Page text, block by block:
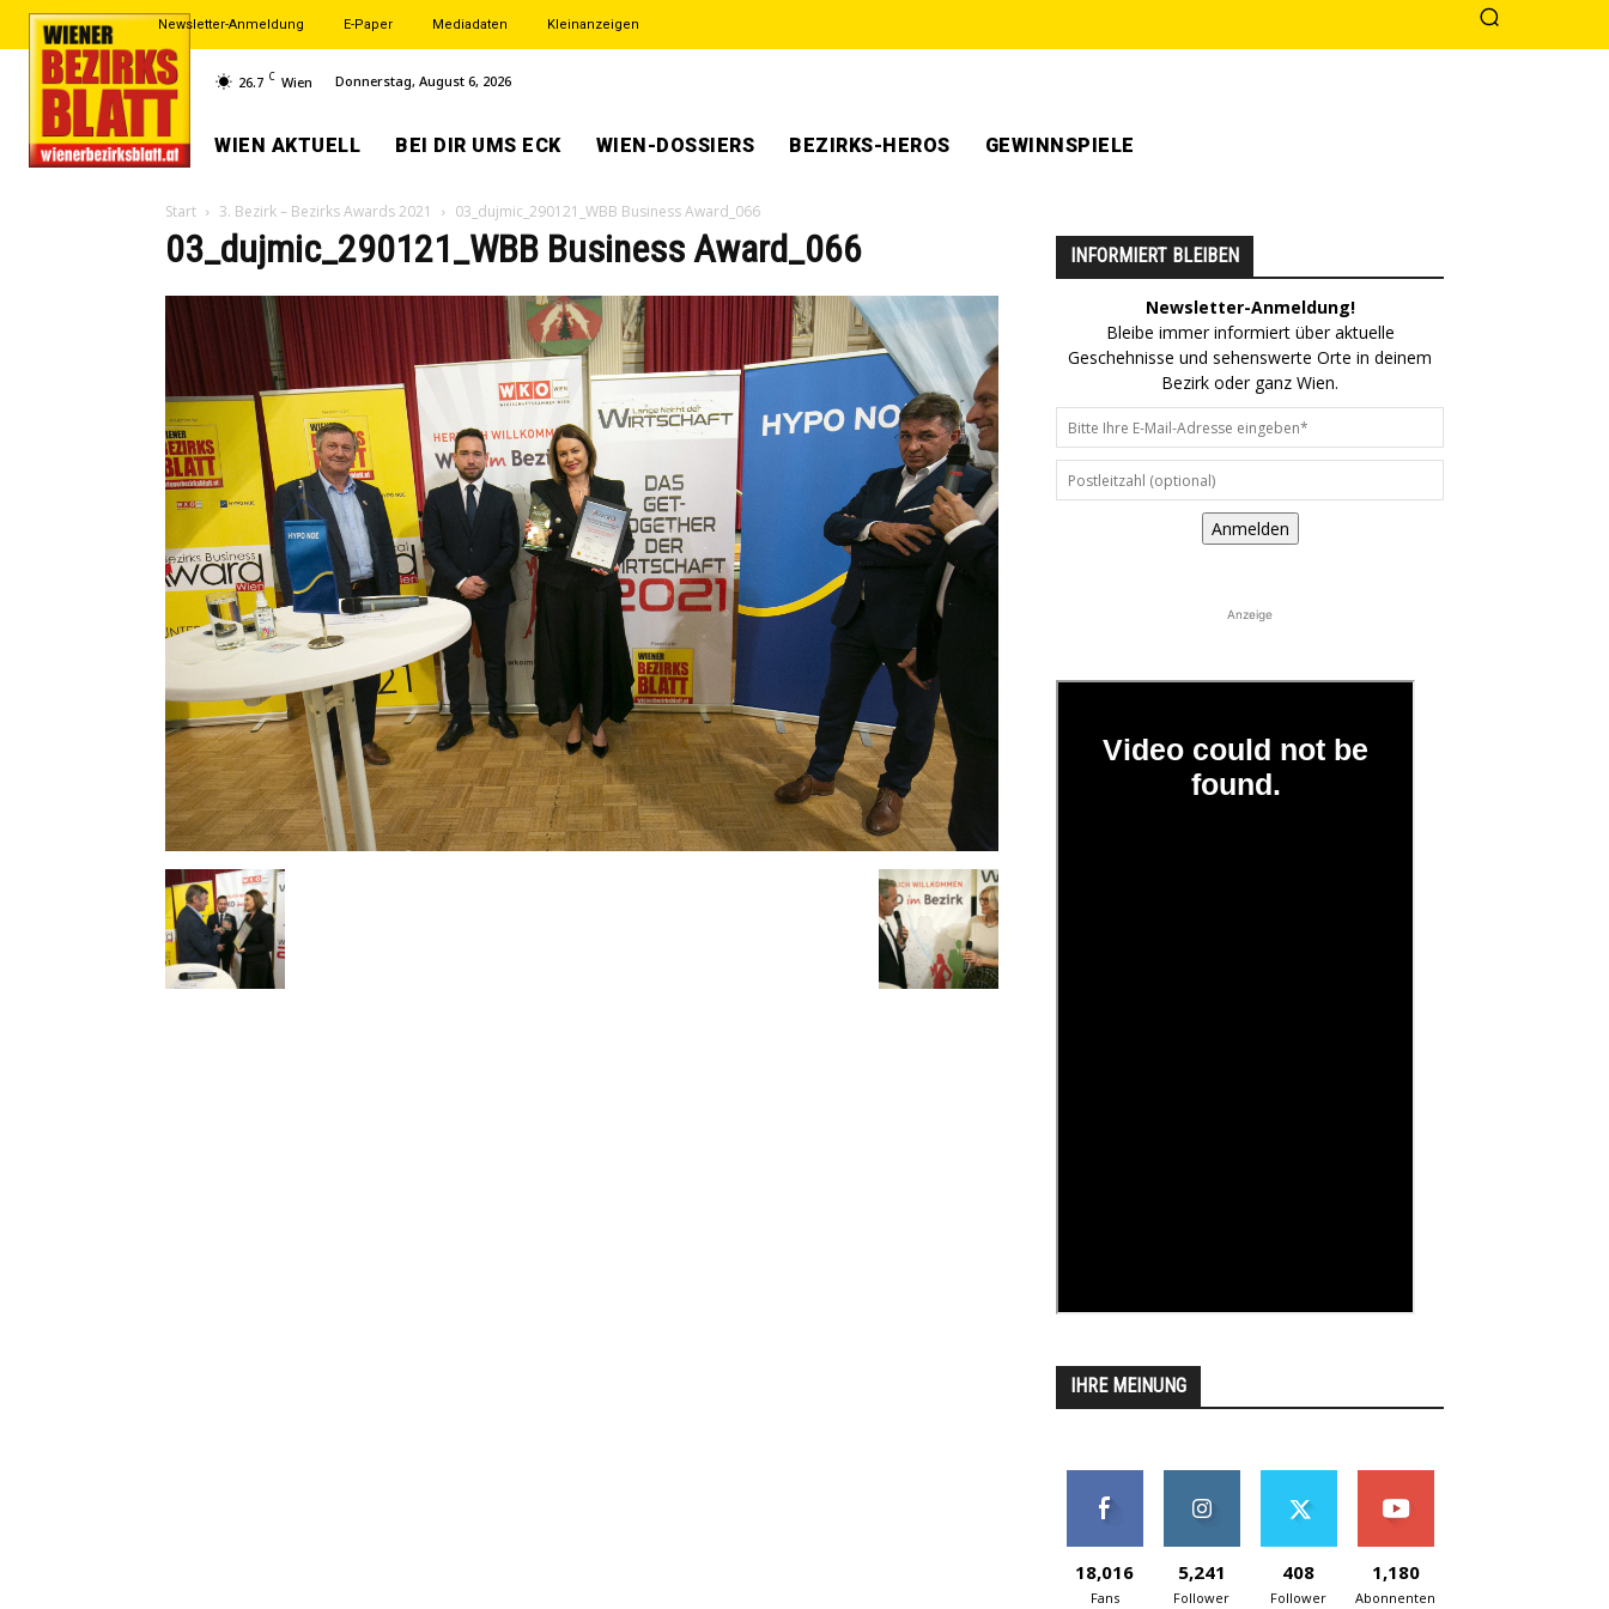
Newsletter-Anmeldung E-Paper Mediadaten Kleinanzeigen
26.7 C Wien Donnerstag, August 6, 2026
WIEN AKTUELL BEI DIR UMS ECK WIEN-DOSSIERS BEZIRKS-HEROS GEWINNSPIELE
Start 3. Bezirk – Bezirks Awards 2021 03_dujmic_290121_WBB Business Award_066
03_dujmic_290121_WBB Business Award_066 INFORMIERT BLEIBEN
Newsletter-Anmeldung!
Bleibe immer informiert über aktuelle
Geschehnisse und sehenswerte Orte in deinem
Bezirk oder ganz Wien.
Anmelden
Anzeige
IHRE MEINUNG
18,016
Fans
5,241
Follower
408
Follower
1,180
Abonnenten